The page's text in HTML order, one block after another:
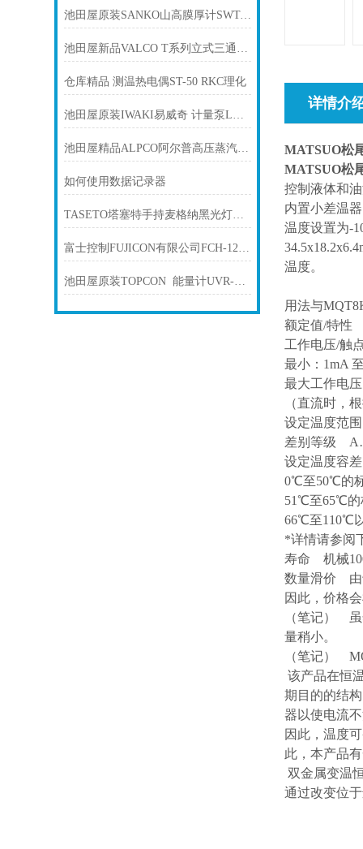
池田屋原装SANKO山高膜厚计SWT-NEO产品介绍技术参数
池田屋新品VALCO T系列立式三通球阀SPC-VAT-207正式发布
仓库精品 测温热电偶ST-50 RKC理化
池田屋原装IWAKI易威奇 计量泵LK-F45VH-04产品介绍技术参
池田屋精品ALPCO阿尔普高压蒸汽灭菌器CLG-DVP系列
如何使用数据记录器
TASETO塔塞特手持麦格纳黑光灯NU-61
富士控制FUJICON有限公司FCH-12kN压力机“手压机系列”
池田屋原装TOPCON 能量计UVR-T2产品技术技术参数
详情介
MATSUO松
MATSUO松
控制液体和
内置小差温
温度设置为-
温度。
用法与
额定值/特性
工作电压/触
最小：1mA
最大工作电
（直流时，
设定温度范
差别等级
设定温度容
0℃至50℃的
51℃至65℃的
66℃至110℃
*详情请参阅
寿命 机械
数量滑价 由
因此，价格
（笔记） 虽
量稍小。
（笔记）
该产品在恒
期目的的结
器以使电流
因此，温度
此，本产品
双金属变温
通过改变位